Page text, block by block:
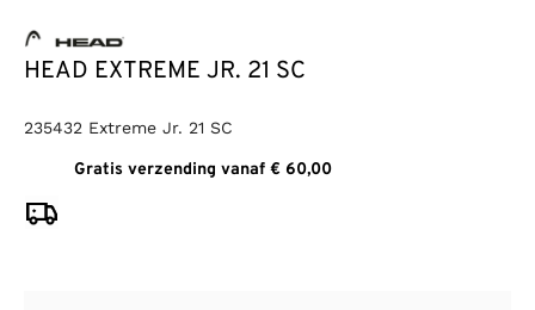
HEAD EXTREME JR. 21 SC
235432 Extreme Jr. 21 SC
Gratis verzending vanaf € 60,00